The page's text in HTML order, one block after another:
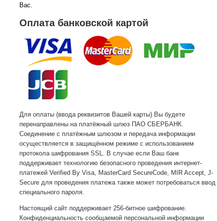
Вас.
Оплата банковской картой
Для оплаты (ввода реквизитов Вашей карты) Вы будете
перенаправлены на платёжный шлюз ПАО СБЕРБАНК.
Соединение с платёжным шлюзом и передача информации
осуществляется в защищённом режиме с использованием
протокола шифрования SSL. В случае если Ваш банк
поддерживает технологию безопасного проведения интернет-
платежей Verified By Visa, MasterCard SecureCode, MIR Accept, J-
Secure для проведения платежа также может потребоваться ввод
специального пароля.
Настоящий сайт поддерживает 256-битное шифрование.
Конфиденциальность сообщаемой персональной информации